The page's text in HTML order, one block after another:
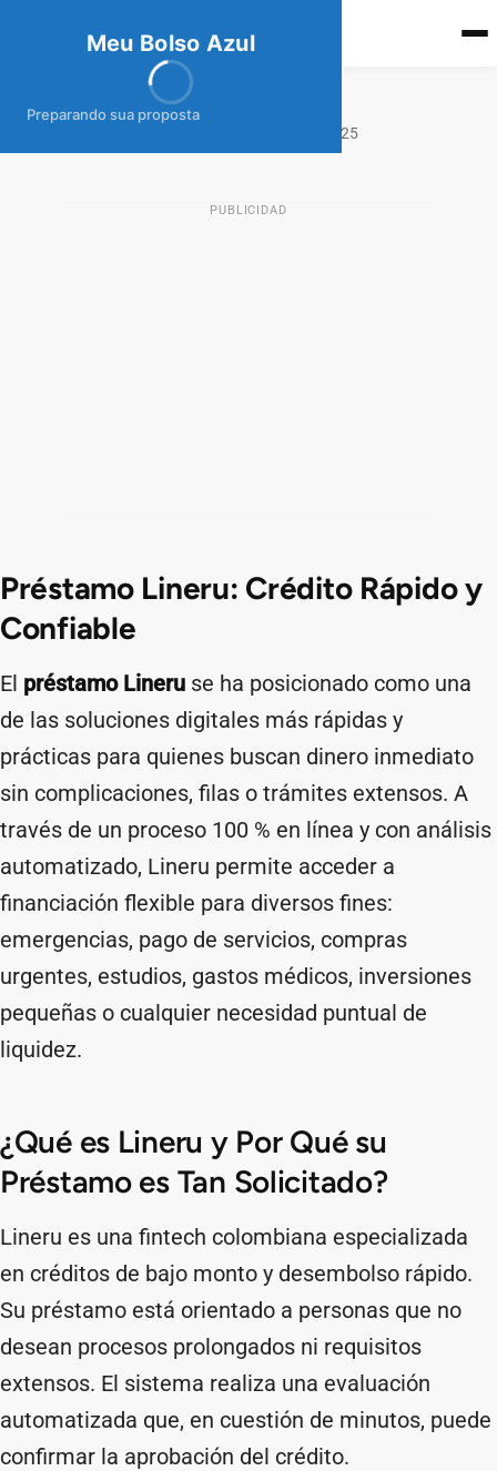
Meu Bolso Azul
Preparando sua proposta
meubolso Azul
Préstamo Lineru
27 de noviembre de 2025
PUBLICIDAD
Préstamo Lineru: Crédito Rápido y
Confiable
El préstamo Lineru se ha posicionado como una
de las soluciones digitales más rápidas y
prácticas para quienes buscan dinero inmediato
sin complicaciones, filas o trámites extensos. A
través de un proceso 100 % en línea y con análisis
automatizado, Lineru permite acceder a
financiación flexible para diversos fines:
emergencias, pago de servicios, compras
urgentes, estudios, gastos médicos, inversiones
pequeñas o cualquier necesidad puntual de
liquidez.
¿Qué es Lineru y Por Qué su
Préstamo es Tan Solicitado?
Lineru es una fintech colombiana especializada
en créditos de bajo monto y desembolso rápido.
Su préstamo está orientado a personas que no
desean procesos prolongados ni requisitos
extensos. El sistema realiza una evaluación
automatizada que, en cuestión de minutos, puede
confirmar la aprobación del crédito.